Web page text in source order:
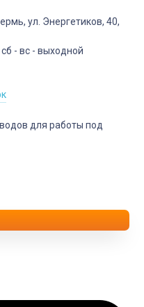
ул. Энергетиков, 40,
- вс - выходной
для работы под